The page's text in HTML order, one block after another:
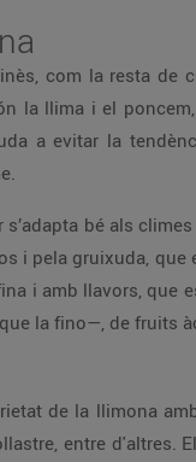
com la resta
la llima i el
a evitar la
s’adapta bé als
i pela gruixuda, que
i amb llavors, que
la fino—, de fruits
de la llimona
entre d'altres.